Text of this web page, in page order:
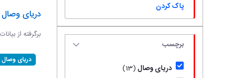
پاک کردن
برچسب
دریای وصال (13)
دریای
برگرفته از
دریای وصال